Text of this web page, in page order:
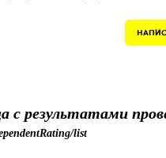
результатами
list